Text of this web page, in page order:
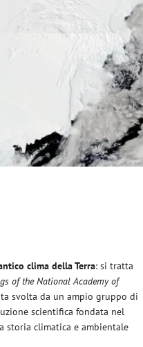
clima della Terra: si tratta
of the National Academy of
svolta da un ampio gruppo di
scientifica fondata nel
storia climatica e ambientale